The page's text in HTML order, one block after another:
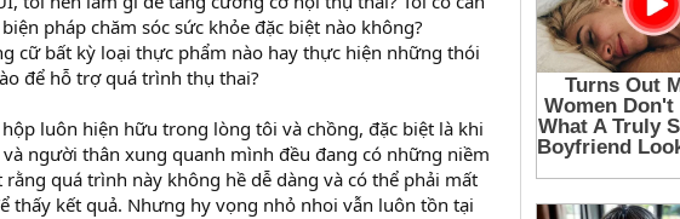
pháp chăm sóc sức khỏe đặc biệt nào không?
cữ bất kỳ loại thực phẩm nào hay thực hiện những thói
để hỗ trợ quá trình thụ thai?
luôn hiện hữu trong lòng tôi và chồng, đặc biệt là khi
người thân xung quanh mình đều đang có những niềm
rằng quá trình này không hề dễ dàng và có thể phải mất
thấy kết quả. Nhưng hy vọng nhỏ nhoi vẫn luôn tồn tại